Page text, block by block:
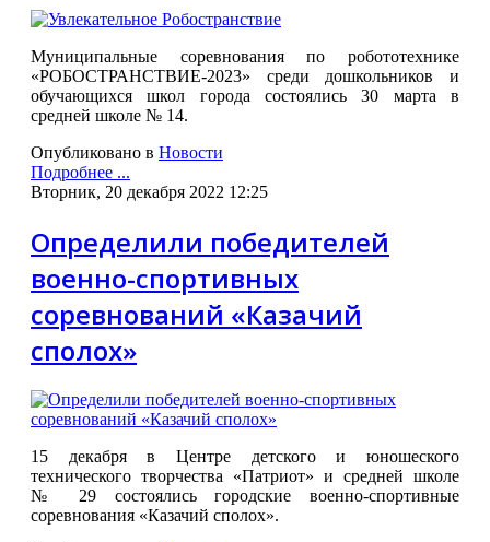
Муниципальные соревнования по робототехнике
«РОБОСТРАНСТВИЕ-2023» среди дошкольников и
обучающихся школ города состоялись 30 марта в
средней школе № 14.
Опубликовано в Новости
Подробнее ...
Вторник, 20 декабря 2022 12:25
Определили победителей
военно-спортивных
соревнований «Казачий
сполох»
15 декабря в Центре детского и юношеского
технического творчества «Патриот» и средней школе
№ 29 состоялись городские военно-спортивные
соревнования «Казачий сполох».